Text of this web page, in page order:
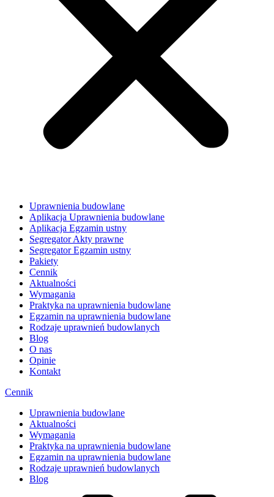
Uprawnienia budowlane
Aplikacja Uprawnienia budowlane
Aplikacja Egzamin ustny
Segregator Akty prawne
Segregator Egzamin ustny
Pakiety
Cennik
Aktualności
Wymagania
Praktyka na uprawnienia budowlane
Egzamin na uprawnienia budowlane
Rodzaje uprawnień budowlanych
Blog
O nas
Opinie
Kontakt
Cennik
Uprawnienia budowlane
Aktualności
Wymagania
Praktyka na uprawnienia budowlane
Egzamin na uprawnienia budowlane
Rodzaje uprawnień budowlanych
Blog